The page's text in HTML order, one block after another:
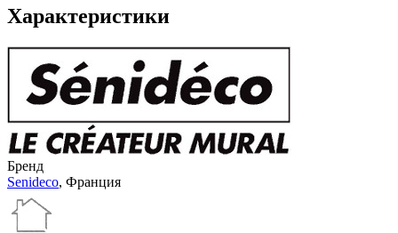
Характеристики
Бренд
Senideco, Франция